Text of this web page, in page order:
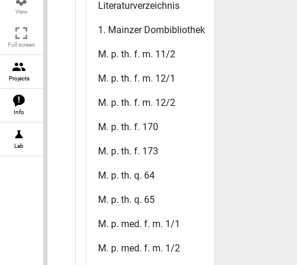
View
Full screen
Projects
Info
Lab
Literaturverzeichnis
1. Mainzer Dombibliothek
M. p. th. f. m. 11/2
M. p. th. f. m. 12/1
M. p. th. f. m. 12/2
M. p. th. f. 170
M. p. th. f. 173
M. p. th. q. 64
M. p. th. q. 65
M. p. med. f. m. 1/1
M. p. med. f. m. 1/2